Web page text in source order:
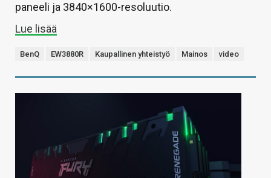
paneeli ja 3840×1600-resoluutio.
Lue lisää
BenQ EW3880R Kaupallinen yhteistyö Mainos video